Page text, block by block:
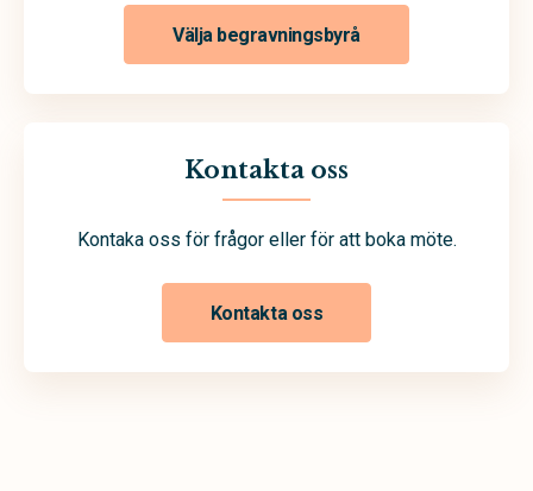
Välja begravningsbyrå
Kontakta oss
Kontaka oss för frågor eller för att boka möte.
Kontakta oss